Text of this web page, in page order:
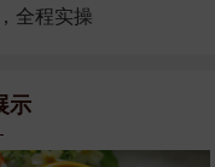
全程实操
示